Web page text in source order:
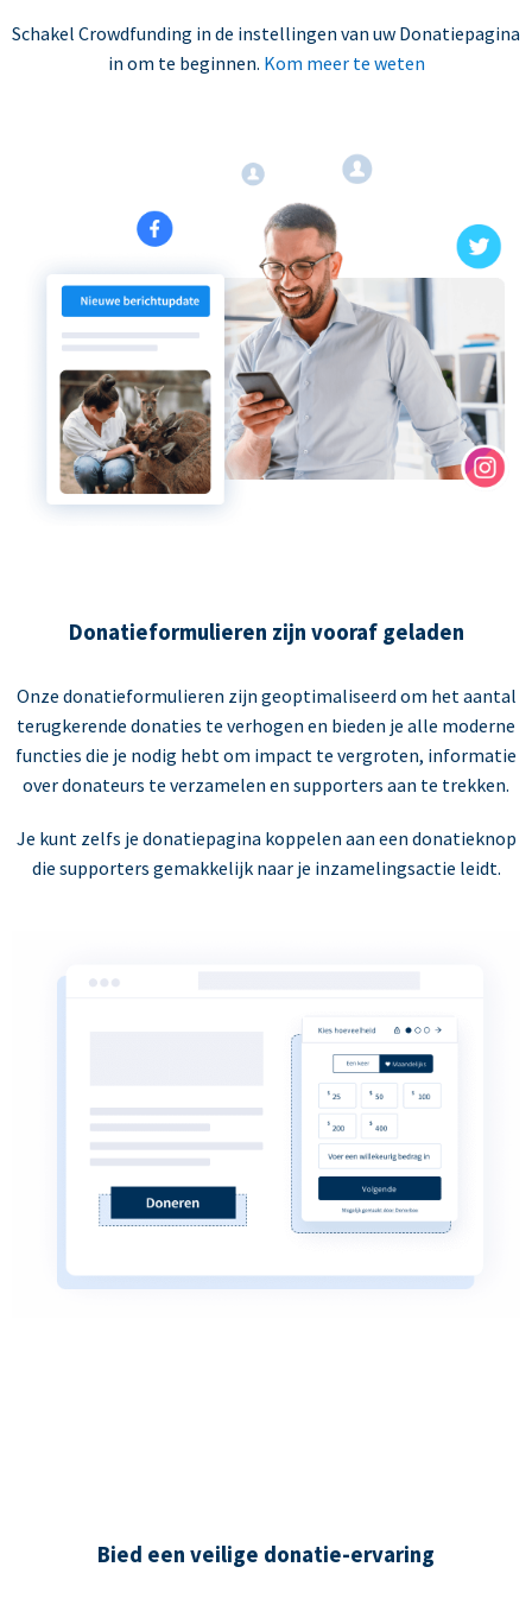
Schakel Crowdfunding in de instellingen van uw Donatiepagina
in om te beginnen. Kom meer te weten
Donatieformulieren zijn vooraf geladen
Onze donatieformulieren zijn geoptimaliseerd om het aantal
terugkerende donaties te verhogen en bieden je alle moderne
functies die je nodig hebt om impact te vergroten, informatie
over donateurs te verzamelen en supporters aan te trekken.
Je kunt zelfs je donatiepagina koppelen aan een donatieknop
die supporters gemakkelijk naar je inzamelingsactie leidt.
Bied een veilige donatie-ervaring